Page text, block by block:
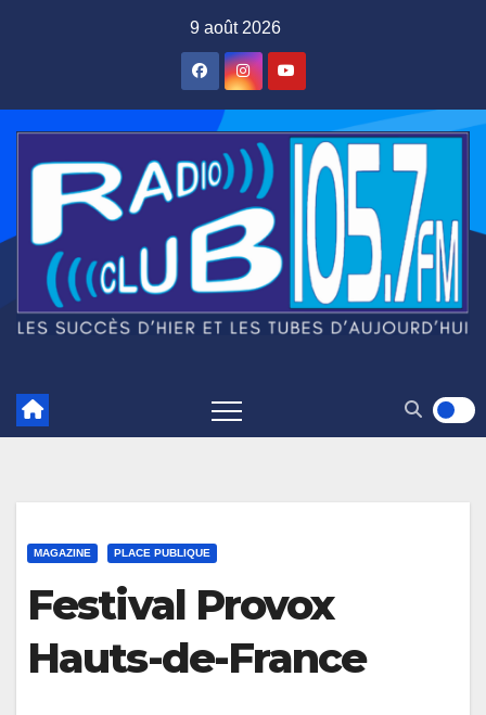
9 août 2026
MAGAZINE PLACE PUBLIQUE
Festival Provox
Hauts-de-France